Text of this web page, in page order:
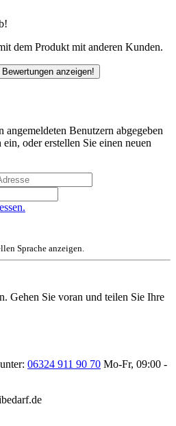
dem Produkt mit anderen Kunden.
Bewertungen anzeigen!
Benutzern abgegeben
oder erstellen Sie einen neuen
Sprache anzeigen.
Gehen Sie voran und teilen Sie Ihre
06324 911 90 70 Mo-Fr, 09:00 -